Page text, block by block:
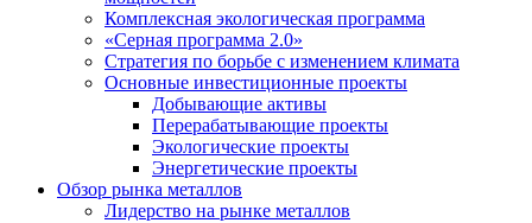
Комплексная экологическая программа
«Серная программа 2.0»
Стратегия по борьбе с изменением климата
Основные инвестиционные проекты
Добывающие активы
Перерабатывающие проекты
Экологические проекты
Энергетические проекты
Обзор рынка металлов
Лидерство на рынке металлов